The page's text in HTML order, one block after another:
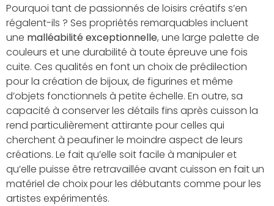
Pourquoi tant de passionnés de loisirs créatifs s’en
régalent-ils ? Ses propriétés remarquables incluent
une malléabilité exceptionnelle, une large palette de
couleurs et une durabilité à toute épreuve une fois
cuite. Ces qualités en font un choix de prédilection
pour la création de bijoux, de figurines et même
d’objets fonctionnels à petite échelle. En outre, sa
capacité à conserver les détails fins après cuisson la
rend particulièrement attirante pour celles qui
cherchent à peaufiner le moindre aspect de leurs
créations. Le fait qu’elle soit facile à manipuler et
qu’elle puisse être retravaillée avant cuisson en fait un
matériel de choix pour les débutants comme pour les
artistes expérimentés.